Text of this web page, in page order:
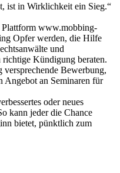
ist in Wirklichkeit ein Sieg.“
www.mobbing-
Opfer werden, die Hilfe
und
richtige Kündigung beraten.
Bewerbung,
Angebot an Seminaren für
oder neues
kann jeder die Chance
bietet, pünktlich zum